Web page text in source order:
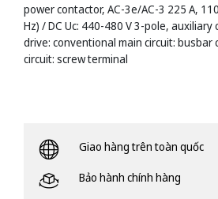
power contactor, AC-3e/AC-3 225 A,
Hz) / DC Uc: 440-480 V 3-pole, auxiliary
drive: conventional main circuit: busbar
circuit: screw terminal
Giao hàng trên toàn quốc
Bảo hành chính hàng